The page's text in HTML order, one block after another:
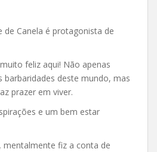
de Canela é protagonista de
feliz aqui! Não apenas
barbaridades deste mundo, mas
prazer em viver.
e um bem estar
mentalmente fiz a conta de